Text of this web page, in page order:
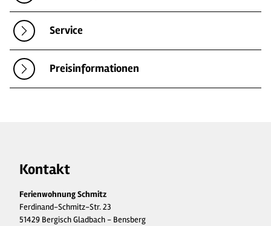
Service
Preisinformationen
Kontakt
Ferienwohnung Schmitz
Ferdinand-Schmitz-Str. 23
51429 Bergisch Gladbach - Bensberg